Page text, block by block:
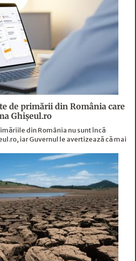
de primării din România care
Ghișeul.ro
din România nu sunt încă
iar Guvernul le avertizează că mai